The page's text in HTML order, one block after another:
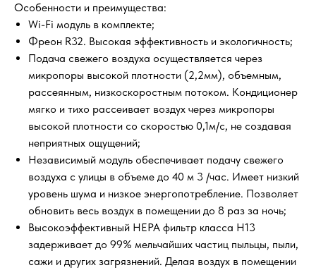
Особенности и преимущества:
Wi-Fi модуль в комплекте;
Фреон R32. Высокая эффективность и экологичность;
Подача свежего воздуха осуществляется через
микропоры высокой плотности (2,2мм), объемным,
рассеянным, низкоскоростным потоком. Кондиционер
мягко и тихо рассеивает воздух через микропоры
высокой плотности со скоростью 0,1м/с, не создавая
неприятных ощущений;
Независимый модуль обеспечивает подачу свежего
воздуха с улицы в объеме до 40 м 3 /час. Имеет низкий
уровень шума и низкое энергопотребление. Позволяет
обновить весь воздух в помещении до 8 раз за ночь;
Высокоэффективный HEPA фильтр класса H13
задерживает до 99% мельчайших частиц пыльцы, пыли,
сажи и других загрязнений. Делая воздух в помещении